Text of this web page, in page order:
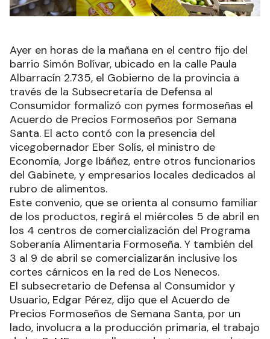
Ayer en horas de la mañana en el centro fijo del
barrio Simón Bolívar, ubicado en la calle Paula
Albarracín 2.735, el Gobierno de la provincia a
través de la Subsecretaría de Defensa al
Consumidor formalizó con pymes formoseñas el
Acuerdo de Precios Formoseños por Semana
Santa. El acto contó con la presencia del
vicegobernador Eber Solís, el ministro de
Economía, Jorge Ibáñez, entre otros funcionarios
del Gabinete, y empresarios locales dedicados al
rubro de alimentos.
Este convenio, que se orienta al consumo familiar
de los productos, regirá el miércoles 5 de abril en
los 4 centros de comercialización del Programa
Soberanía Alimentaria Formoseña. Y también del
3 al 9 de abril se comercializarán inclusive los
cortes cárnicos en la red de Los Nenecos.
El subsecretario de Defensa al Consumidor y
Usuario, Edgar Pérez, dijo que el Acuerdo de
Precios Formoseños de Semana Santa, por un
lado, involucra a la producción primaria, el trabajo